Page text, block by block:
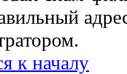
к началу